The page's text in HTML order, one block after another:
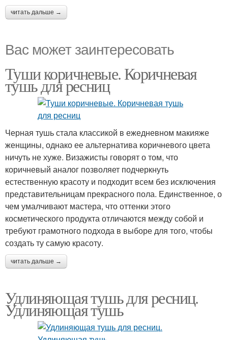
читать дальше →
Вас может заинтересовать
Туши коричневые. Коричневая
тушь для ресниц
Черная тушь стала классикой в ежедневном макияже
женщины, однако ее альтернатива коричневого цвета
ничуть не хуже. Визажисты говорят о том, что
коричневый аналог позволяет подчеркнуть
естественную красоту и подходит всем без исключения
представительницам прекрасного пола. Единственное, о
чем умалчивают мастера, что оттенки этого
косметического продукта отличаются между собой и
требуют грамотного подхода в выборе для того, чтобы
создать ту самую красоту.
читать дальше →
Удлиняющая тушь для ресниц.
Удлиняющая тушь